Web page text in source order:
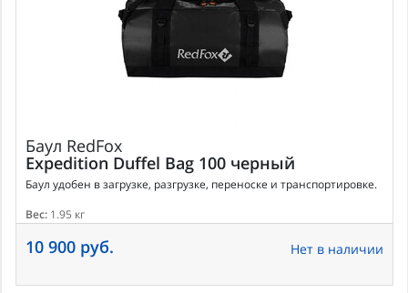
Баул RedFox
Expedition Duffel Bag 100 черный
Баул удобен в загрузке, разгрузке, переноске и транспортировке.
Вес: 1.95 кг
10 900 руб. Нет в наличии